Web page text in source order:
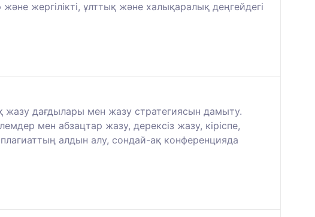
жергілікті, ұлттық және халықаралық деңгейдегі
дағдылары мен жазу стратегиясын дамыту.
мен абзацтар жазу, дерексіз жазу, кіріспе,
алдын алу, сондай-ақ конференцияда